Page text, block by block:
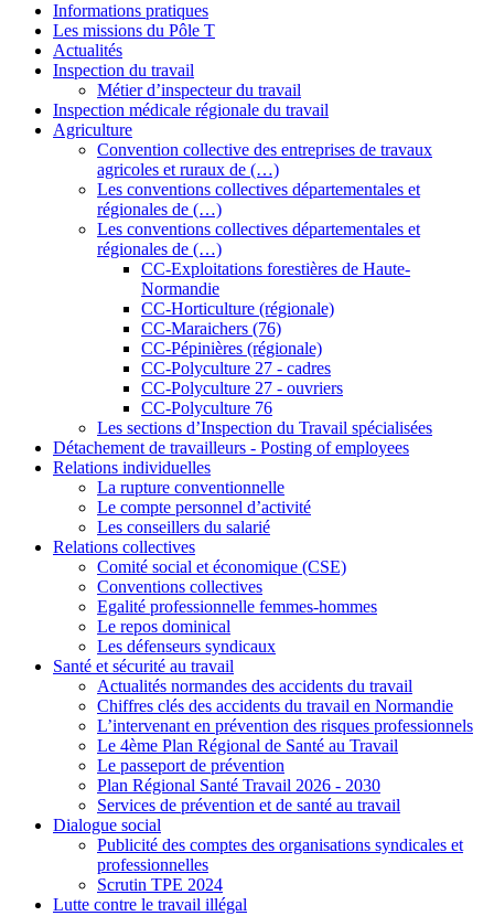
Informations pratiques
Les missions du Pôle T
Actualités
Inspection du travail
Métier d’inspecteur du travail
Inspection médicale régionale du travail
Agriculture
Convention collective des entreprises de travaux
agricoles et ruraux de (…)
Les conventions collectives départementales et
régionales de (…)
Les conventions collectives départementales et
régionales de (…)
CC-Exploitations forestières de Haute-
Normandie
CC-Horticulture (régionale)
CC-Maraichers (76)
CC-Pépinières (régionale)
CC-Polyculture 27 - cadres
CC-Polyculture 27 - ouvriers
CC-Polyculture 76
Les sections d’Inspection du Travail spécialisées
Détachement de travailleurs - Posting of employees
Relations individuelles
La rupture conventionnelle
Le compte personnel d’activité
Les conseillers du salarié
Relations collectives
Comité social et économique (CSE)
Conventions collectives
Egalité professionnelle femmes-hommes
Le repos dominical
Les défenseurs syndicaux
Santé et sécurité au travail
Actualités normandes des accidents du travail
Chiffres clés des accidents du travail en Normandie
L’intervenant en prévention des risques professionnels
Le 4ème Plan Régional de Santé au Travail
Le passeport de prévention
Plan Régional Santé Travail 2026 - 2030
Services de prévention et de santé au travail
Dialogue social
Publicité des comptes des organisations syndicales et
professionnelles
Scrutin TPE 2024
Lutte contre le travail illégal